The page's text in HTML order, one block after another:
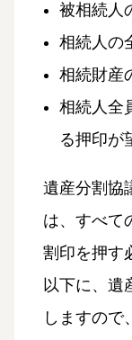
被相続人
相続人の
相続財産
相続人全
る押印が
遺産分割協
は、すべて
割印を押す
以下に、遺
しますので